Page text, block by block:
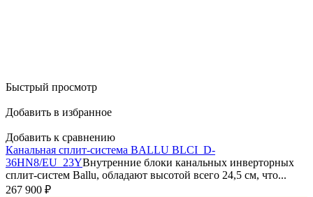
Быстрый просмотр
Добавить в избранное
Добавить к сравнению
Канальная сплит-система BALLU BLCI_D-
36HN8/EU_23YВнутренние блоки канальных инверторных
сплит-систем Ballu, обладают высотой всего 24,5 см, что...
267 900 ₽